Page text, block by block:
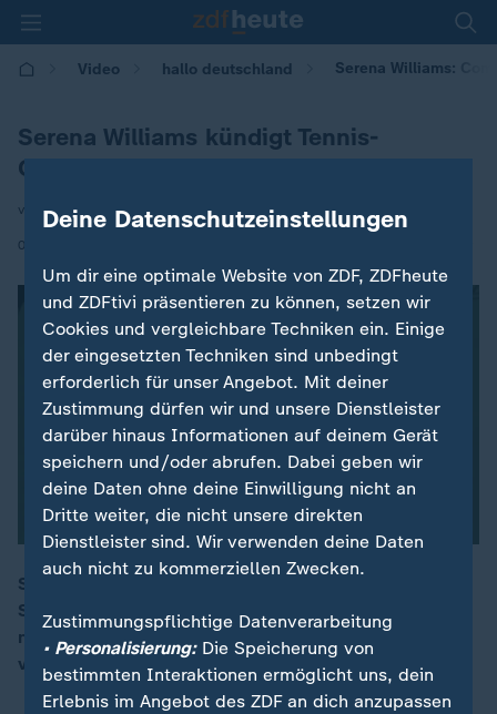
Video hallo deutschland Serena Williams:
Serena Williams kündigt Tennis-
Comeback an
von Caroline Hermann
02.06.2026 | 17:10
00:17
Sensation: Vier Jahre nach ihrem Karriereende kehrt
Serena Williams zurück. Die 44-Jährige spielt ab
nächster Woche bei einem Turnier in London und
vielleicht in Berlin.
Deine Datenschutzeinstellungen
Um dir eine optimale Website von ZDF, ZDFheute
und ZDFtivi präsentieren zu können, setzen wir
Cookies und vergleichbare Techniken ein. Einige
der eingesetzten Techniken sind unbedingt
erforderlich für unser Angebot. Mit deiner
Zustimmung dürfen wir und unsere Dienstleister
darüber hinaus Informationen auf deinem Gerät
speichern und/oder abrufen. Dabei geben wir
deine Daten ohne deine Einwilligung nicht an
Dritte weiter, die nicht unsere direkten
Dienstleister sind. Wir verwenden deine Daten
auch nicht zu kommerziellen Zwecken.
Zustimmungspflichtige Datenverarbeitung
• Personalisierung:Die Speicherung von
bestimmten Interaktionen ermöglicht uns, dein
Erlebnis im Angebot des ZDF an dich anzupassen